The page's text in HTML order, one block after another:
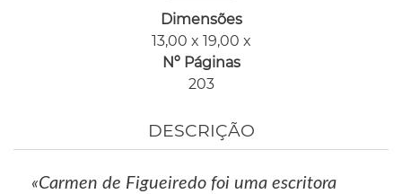
Dimensões
13,00 x 19,00 x
Nº Páginas
203
DESCRIÇÃO
«Carmen de Figueiredo foi uma escritora